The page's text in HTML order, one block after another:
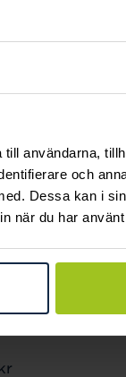
användarna,
och
Dessa kan i
när du har
5,6 mm 45
kr